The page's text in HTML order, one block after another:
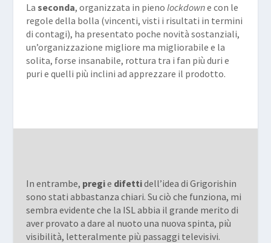
La seconda, organizzata in pieno lockdowne con le
regole della bolla (vincenti, visti i risultati in termini
di contagi), ha presentato poche novità sostanziali,
un’organizzazione migliore ma migliorabile e la
solita, forse insanabile, rottura tra i fan più duri e
puri e quelli più inclini ad apprezzare il prodotto.
In entrambe, pregie difettidell’idea di Grigorishin
sono stati abbastanza chiari. Su ciò che funziona, mi
sembra evidente che la ISL abbia il grande merito di
aver provato a dare al nuoto una nuova spinta, più
visibilità, letteralmente più passaggi televisivi.